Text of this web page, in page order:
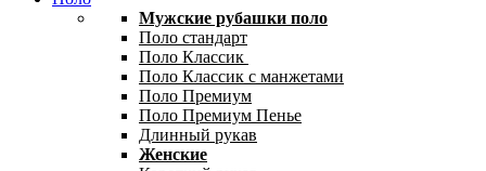
Мужские рубашки поло
Поло стандарт
Поло Классик
Поло Классик с манжетами
Поло Премиум
Поло Премиум Пенье
Длинный рукав
Женские